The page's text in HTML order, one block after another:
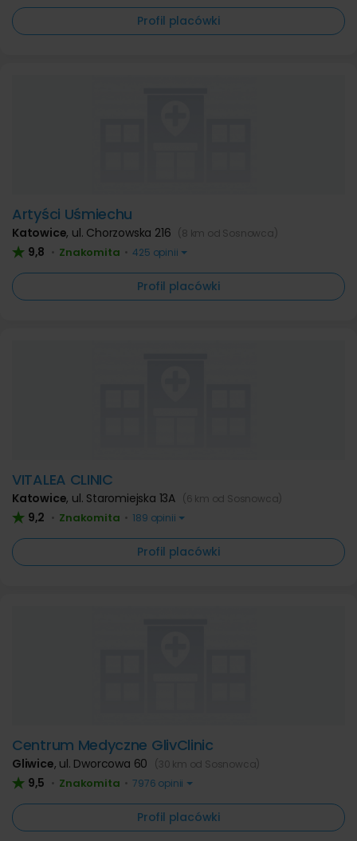
Profil placówki
Artyści Uśmiechu
Katowice, ul. Chorzowska 216 (8 km od Sosnowca)
9,8 • Znakomita • 425 opinii
Profil placówki
VITALEA CLINIC
Katowice, ul. Staromiejska 13A (6 km od Sosnowca)
9,2 • Znakomita • 189 opinii
Profil placówki
Centrum Medyczne GlivClinic
Gliwice, ul. Dworcowa 60 (30 km od Sosnowca)
9,5 • Znakomita • 7976 opinii
Profil placówki